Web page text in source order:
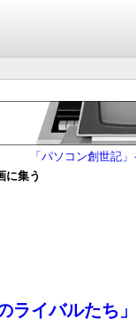
「パソコン創世記
に集う
ライバルたち